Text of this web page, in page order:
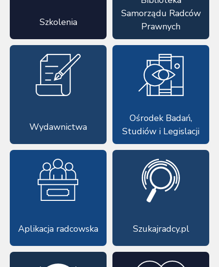
Szkolenia
Samorządu Radców
Prawnych
Wydawnictwa
Ośrodek Badań,
Studiów i Legislacji
Aplikacja radcowska Szukajradcy.pl